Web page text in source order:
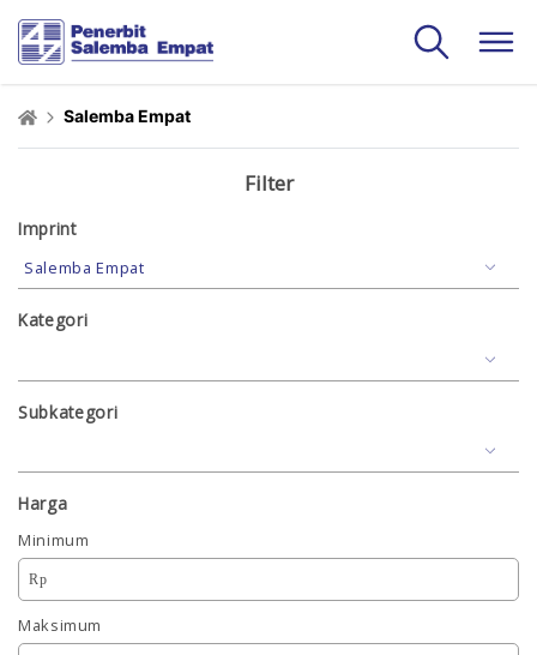
Salemba Empat
Filter
Imprint
Kategori
Subkategori
Harga
Minimum
Rp
Maksimum